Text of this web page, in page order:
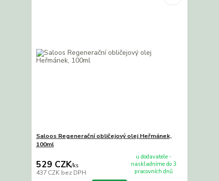
Saloos Regenerační obličejový olej Heřmánek,
100ml
529 CZK/ks
437 CZK bez DPH
u dodavatele -
naskladníme do 3
pracovních dnů